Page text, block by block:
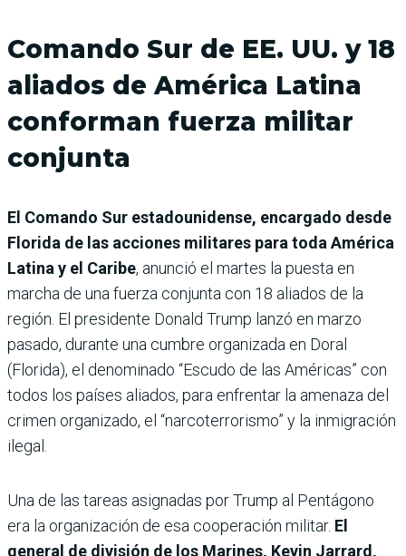
Comando Sur de EE. UU. y 18
aliados de América Latina
conforman fuerza militar
conjunta
El Comando Sur estadounidense, encargado desde
Florida de las acciones militares para toda América
Latina y el Caribe, anunció el martes la puesta en
marcha de una fuerza conjunta con 18 aliados de la
región. El presidente Donald Trump lanzó en marzo
pasado, durante una cumbre organizada en Doral
(Florida), el denominado “Escudo de las Américas” con
todos los países aliados, para enfrentar la amenaza del
crimen organizado, el “narcoterrorismo” y la inmigración
ilegal.
Una de las tareas asignadas por Trump al Pentágono
era la organización de esa cooperación militar. El
general de división de los Marines, Kevin Jarrard,